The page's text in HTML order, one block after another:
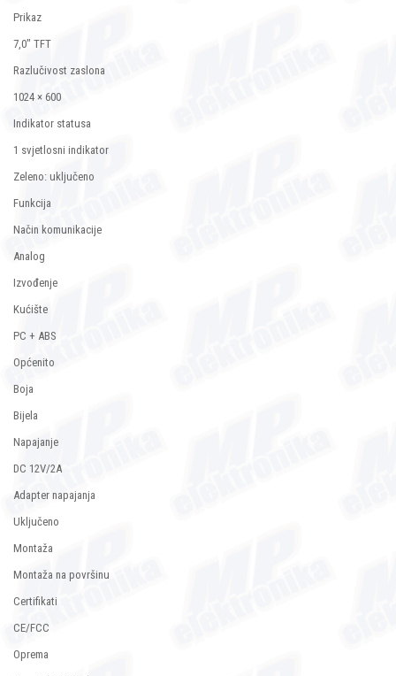
Prikaz
7,0″ TFT
Razlučivost zaslona
1024 × 600
Indikator statusa
1 svjetlosni indikator
Zeleno: uključeno
Funkcija
Način komunikacije
Analog
Izvođenje
Kućište
PC + ABS
Općenito
Boja
Bijela
Napajanje
DC 12V/2A
Adapter napajanja
Uključeno
Montaža
Montaža na površinu
Certifikati
CE/FCC
Oprema